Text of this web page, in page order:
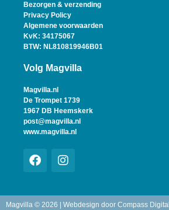
Bezorgen & verzending
Privacy Policy
Algemene voorwaarden
KvK: 34175067
BTW: NL810819946B01
Volg Magvilla
Magvilla.nl
De Trompet 1739
1967 DB Heemskerk
post@magvilla.nl
www.magvilla.nl
Magvilla © 2026 | Webdesign door Compass Digital